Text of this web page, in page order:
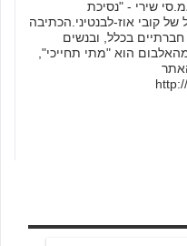
שירי - "נסיכת
של קובי אוז-לבנטיני.הכתיבה
בכלל, ובנשים
הוא "מתי תחייכי",